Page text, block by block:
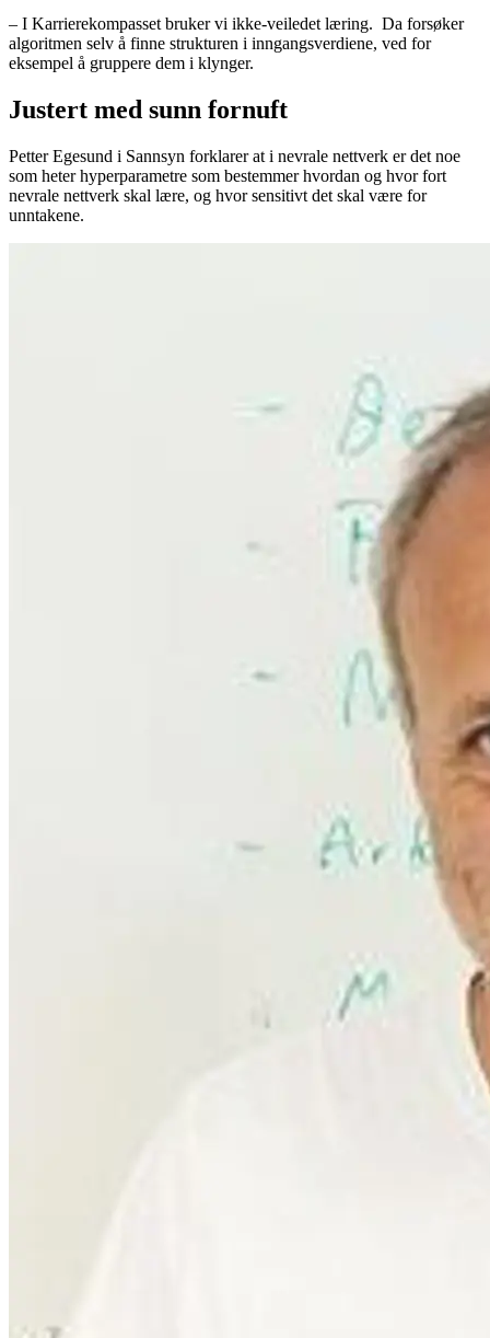
– I Karrierekompasset bruker vi ikke-veiledet læring. Da forsøker
algoritmen selv å finne strukturen i inngangsverdiene, ved for
eksempel å gruppere dem i klynger.
Justert med sunn fornuft
Petter Egesund i Sannsyn forklarer at i nevrale nettverk er det noe
som heter hyperparametre som bestemmer hvordan og hvor fort
nevrale nettverk skal lære, og hvor sensitivt det skal være for
unntakene.